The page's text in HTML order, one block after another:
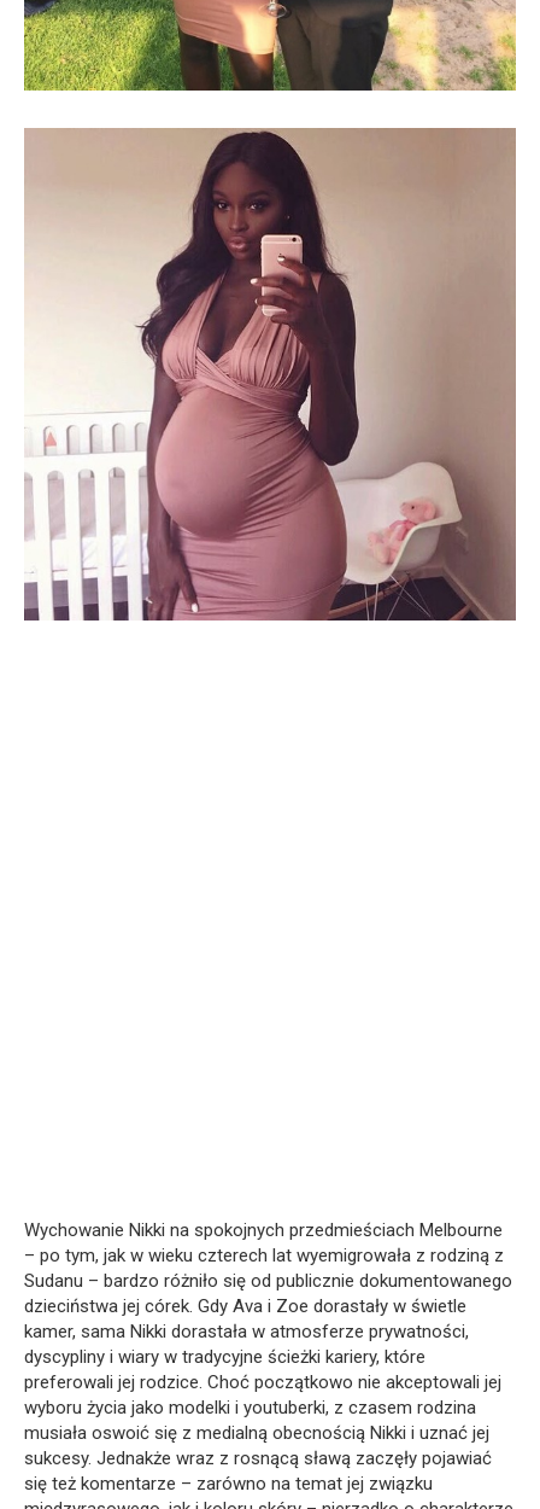
Wychowanie Nikki na spokojnych przedmieściach Melbourne
– po tym, jak w wieku czterech lat wyemigrowała z rodziną z
Sudanu – bardzo różniło się od publicznie dokumentowanego
dzieciństwa jej córek. Gdy Ava i Zoe dorastały w świetle
kamer, sama Nikki dorastała w atmosferze prywatności,
dyscypliny i wiary w tradycyjne ścieżki kariery, które
preferowali jej rodzice. Choć początkowo nie akceptowali jej
wyboru życia jako modelki i youtuberki, z czasem rodzina
musiała oswoić się z medialną obecnością Nikki i uznać jej
sukcesy. Jednakże wraz z rosnącą sławą zaczęły pojawiać
się też komentarze – zarówno na temat jej związku